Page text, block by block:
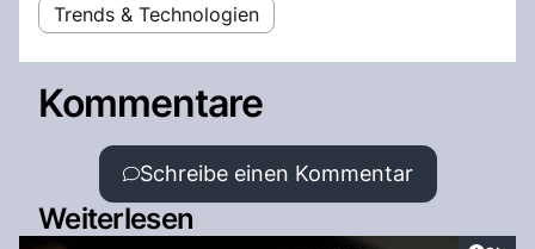
Trends & Technologien
Kommentare
Schreibe einen Kommentar
Weiterlesen